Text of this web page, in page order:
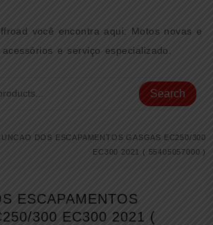
você encontra aqui: Motos novas e
e serviço especializado.
Search
DOS ESCAPAMENTOS GASGAS EC250/300
EC300 2021 ( 55405057000 )
ESCAPAMENTOS
300 EC300 2021 (